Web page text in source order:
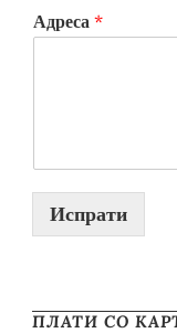
Адреса *
Испрати
ПЛАТИ СО